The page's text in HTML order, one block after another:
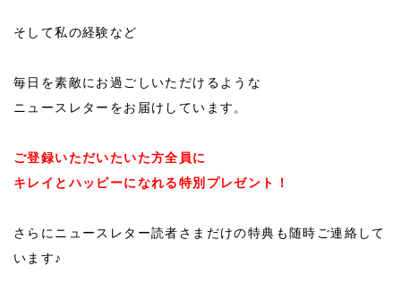
そして私の経験など
毎日を素敵にお過ごしいただけるような
ニュースレターをお届けしています。
ご登録いただいたいた方全員に
キレイとハッピーになれる特別プレゼント！
さらにニュースレター読者さまだけの特典も随時ご連絡して
います♪